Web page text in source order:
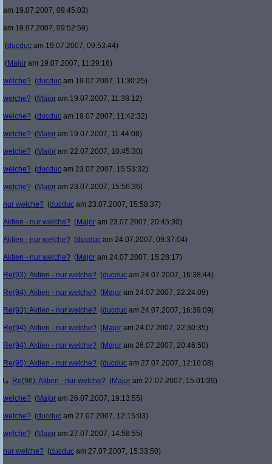
am 19.07.2007, 09:45:03)
am 19.07.2007, 09:52:59)
(ducduc am 19.07.2007, 09:53:44)
(Major am 19.07.2007, 11:29:16)
welche? (ducduc am 19.07.2007, 11:30:25)
welche? (Major am 19.07.2007, 11:38:12)
welche? (ducduc am 19.07.2007, 11:42:32)
welche? (Major am 19.07.2007, 11:44:08)
welche? (Major am 22.07.2007, 10:45:30)
welche? (ducduc am 23.07.2007, 15:53:32)
welche? (Major am 23.07.2007, 15:56:36)
nur welche? (ducduc am 23.07.2007, 15:58:37)
Aktien - nur welche? (Major am 23.07.2007, 20:45:30)
Aktien - nur welche? (ducduc am 24.07.2007, 09:37:04)
Aktien - nur welche? (Major am 24.07.2007, 15:28:17)
Re(93): Aktien - nur welche? (ducduc am 24.07.2007, 16:38:44)
Re(94): Aktien - nur welche? (Major am 24.07.2007, 22:24:09)
Re(93): Aktien - nur welche? (ducduc am 24.07.2007, 16:39:09)
Re(94): Aktien - nur welche? (Major am 24.07.2007, 22:30:35)
Re(94): Aktien - nur welche? (Major am 26.07.2007, 20:46:50)
Re(95): Aktien - nur welche? (ducduc am 27.07.2007, 12:16:08)
Re(96): Aktien - nur welche? (Major am 27.07.2007, 15:01:39)
welche? (Major am 26.07.2007, 19:13:55)
welche? (ducduc am 27.07.2007, 12:15:03)
welche? (Major am 27.07.2007, 14:58:55)
nur welche? (ducduc am 27.07.2007, 15:33:50)